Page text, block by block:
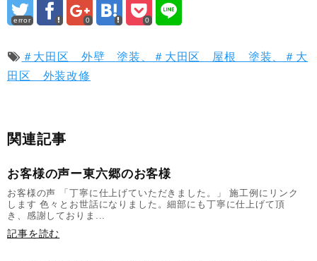
error 0 0
＃大田区 外壁 塗装、＃大田区 屋根 塗装、＃大
田区 外装改修
関連記事
お客様の声ー東六郷のお客様
お客様の声 「丁寧に仕上げていただきました。」 施工例にリンク
します 色々とお世話になりました。細部にも丁寧に仕上げて頂
き、感謝しておりま...
記事を読む